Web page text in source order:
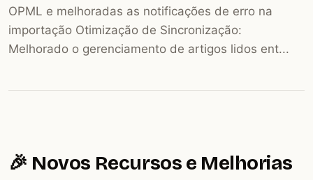
OPML e melhoradas as notificações de erro na
importação Otimização de Sincronização:
Melhorado o gerenciamento de artigos lidos ent...
🎉 Novos Recursos e Melhorias